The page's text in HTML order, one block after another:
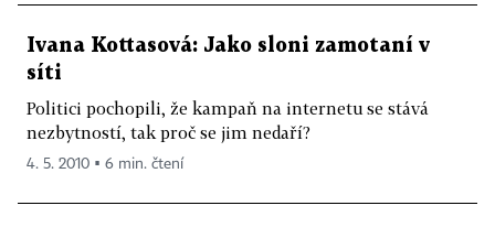
Ivana Kottasová: Jako sloni zamotaní v
síti
Politici pochopili, že kampaň na internetu se stává
nezbytností, tak proč se jim nedaří?
4. 5. 2010 ▪ 6 min. čtení